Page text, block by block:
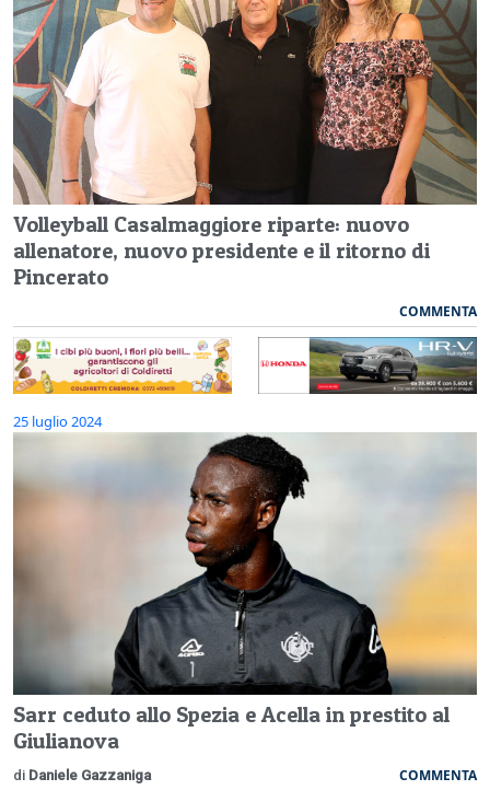
Volleyball Casalmaggiore riparte: nuovo
allenatore, nuovo presidente e il ritorno di
Pincerato
COMMENTA
25 luglio 2024
Sarr ceduto allo Spezia e Acella in prestito al
Giulianova
di Daniele Gazzaniga COMMENTA